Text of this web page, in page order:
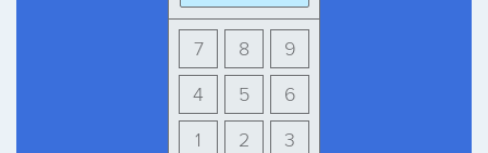
9
8
7
6
5
4
3
2
1